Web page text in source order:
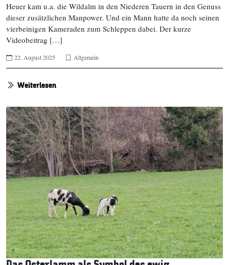
Heuer kam u.a. die Wildalm in den Niederen Tauern in den Genuss
dieser zusätzlichen Manpower. Und ein Mann hatte da noch seinen
vierbeinigen Kameraden zum Schleppen dabei. Der kurze
Videobeitrag […]
22. August 2025 Allgemein
Weiterlesen